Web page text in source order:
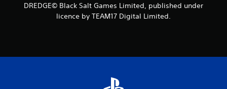
DREDGE© Black Salt Games Limited, published under
licence by TEAM17 Digital Limited.